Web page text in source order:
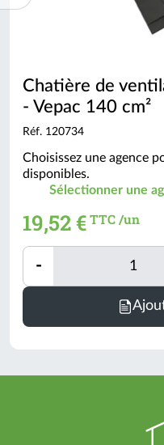
Chatière de
- Vepac 140 cm²
Réf. 120734
Choisissez une agence
disponibles.
Sélectionner une
19,52 € TTC /un
-
Minimum
1